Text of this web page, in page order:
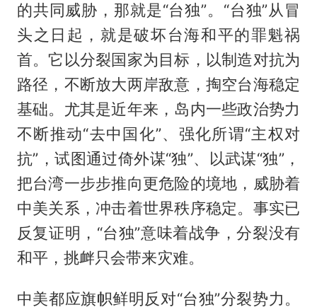
的共同威胁，那就是“台独”。“台独”从冒
头之日起，就是破坏台海和平的罪魁祸
首。它以分裂国家为目标，以制造对抗为
路径，不断放大两岸敌意，掏空台海稳定
基础。尤其是近年来，岛内一些政治势力
不断推动“去中国化”、强化所谓“主权对
抗”，试图通过倚外谋“独”、以武谋“独”，
把台湾一步步推向更危险的境地，威胁着
中美关系，冲击着世界秩序稳定。事实已
反复证明，“台独”意味着战争，分裂没有
和平，挑衅只会带来灾难。
中美都应旗帜鲜明反对“台独”分裂势力。